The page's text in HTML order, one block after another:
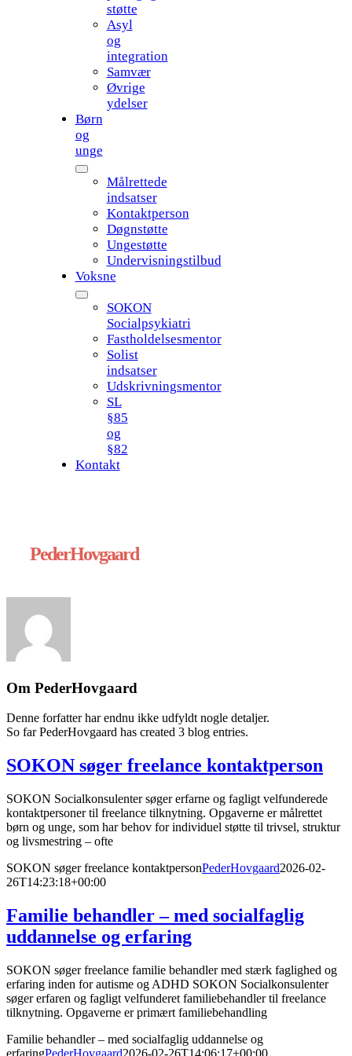
støtte
Asyl
og
integration
Samvær
Øvrige
ydelser
Børn
og
unge
Målrettede
indsatser
Kontaktperson
Døgnstøtte
Ungestøtte
Undervisningstilbud
Voksne
SOKON
Socialpsykiatri
Fastholdelsesmentor
Solist
indsatser
Udskrivningsmentor
SL
§85
og
§82
Kontakt
PederHovgaard
Om PederHovgaard
Denne forfatter har endnu ikke udfyldt nogle detaljer.
So far PederHovgaard has created 3 blog entries.
SOKON søger freelance kontaktperson
SOKON Socialkonsulenter søger erfarne og fagligt velfunderede
kontaktpersoner til freelance tilknytning. Opgaverne er målrettet
børn og unge, som har behov for individuel støtte til trivsel, struktur
og livsmestring – ofte
SOKON søger freelance kontaktpersonPederHovgaard2026-02-
26T14:23:18+00:00
Familie behandler – med socialfaglig
uddannelse og erfaring
SOKON søger freelance familie behandler med stærk faglighed og
erfaring inden for autisme og ADHD SOKON Socialkonsulenter
søger erfaren og fagligt velfunderet familiebehandler til freelance
tilknytning. Opgaverne er primært familiebehandling
Familie behandler – med socialfaglig uddannelse og
erfaringPederHovgaard2026-02-26T14:06:17+00:00